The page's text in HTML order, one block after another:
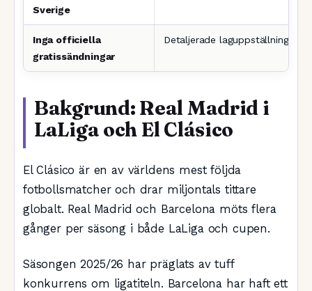
Sverige
Inga officiella
gratissändningar
Detaljerade laguppställningar
Bakgrund: Real Madrid i
LaLiga och El Clásico
El Clásico är en av världens mest följda
fotbollsmatcher och drar miljontals tittare
globalt. Real Madrid och Barcelona möts flera
gånger per säsong i både LaLiga och cupen.
Säsongen 2025/26 har präglats av tuff
konkurrens om ligatiteln. Barcelona har haft ett